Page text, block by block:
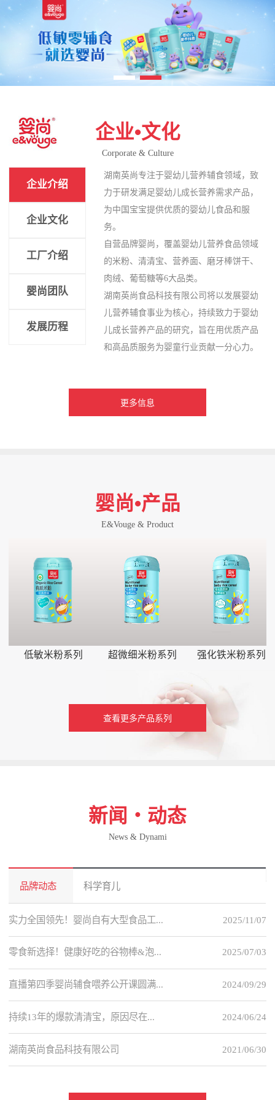
企业•文化
Corporate & Culture
企业介绍
企业文化
工厂介绍
婴尚团队
发展历程
湖南英尚专注于婴幼儿营养辅食领域，致
力于研发满足婴幼儿成长营养需求产品，
为中国宝宝提供优质的婴幼儿食品和服
务。
自营品牌婴尚，覆盖婴幼儿营养食品领域
的米粉、清清宝、营养面、磨牙棒饼干、
肉绒、葡萄糖等6大品类。
湖南英尚食品科技有限公司将以发展婴幼
儿营养辅食事业为核心，持续致力于婴幼
儿成长营养产品的研究，旨在用优质产品
和高品质服务为婴童行业贡献一分心力。
更多信息
婴尚•产品
E&Vouge & Product
低敏米粉系列 超微细米粉系列 强化铁米粉系列
查看更多产品系列
新闻・动态
News & Dynami
品牌动态 科学育儿
2025/11/07
实力全国领先！婴尚自有大型食品工...
2025/07/03
零食新选择！健康好吃的谷物棒&泡...
2024/09/29
直播第四季婴尚辅食喂养公开课圆满...
2024/06/24
持续13年的爆款清清宝，原因尽在...
2021/06/30
湖南英尚食品科技有限公司